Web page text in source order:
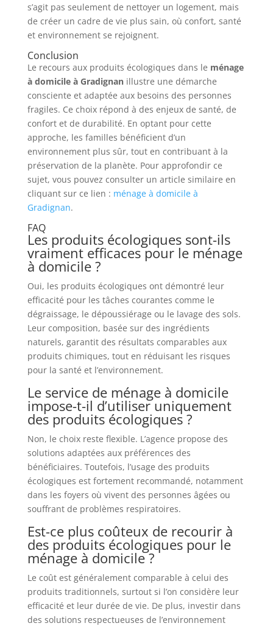
s’agit pas seulement de nettoyer un logement, mais
de créer un cadre de vie plus sain, où confort, santé
et environnement se rejoignent.
Conclusion
Le recours aux produits écologiques dans le ménage
à domicile à Gradignanillustre une démarche
consciente et adaptée aux besoins des personnes
fragiles. Ce choix répond à des enjeux de santé, de
confort et de durabilité. En optant pour cette
approche, les familles bénéficient d’un
environnement plus sûr, tout en contribuant à la
préservation de la planète. Pour approfondir ce
sujet, vous pouvez consulter un article similaire en
cliquant sur ce lien : ménage à domicile à
Gradignan.
FAQ
Les produits écologiques sont-ils
vraiment efficaces pour le ménage
à domicile ?
Oui, les produits écologiques ont démontré leur
efficacité pour les tâches courantes comme le
dégraissage, le dépoussiérage ou le lavage des sols.
Leur composition, basée sur des ingrédients
naturels, garantit des résultats comparables aux
produits chimiques, tout en réduisant les risques
pour la santé et l’environnement.
Le service de ménage à domicile
impose-t-il d’utiliser uniquement
des produits écologiques ?
Non, le choix reste flexible. L’agence propose des
solutions adaptées aux préférences des
bénéficiaires. Toutefois, l’usage des produits
écologiques est fortement recommandé, notamment
dans les foyers où vivent des personnes âgées ou
souffrant de problèmes respiratoires.
Est-ce plus coûteux de recourir à
des produits écologiques pour le
ménage à domicile ?
Le coût est généralement comparable à celui des
produits traditionnels, surtout si l’on considère leur
efficacité et leur durée de vie. De plus, investir dans
des solutions respectueuses de l’environnement